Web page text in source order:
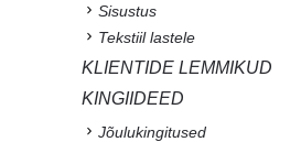
Sisustus
Tekstiil lastele
KLIENTIDE LEMMIKUD
KINGIIDEED
Jõulukingitused